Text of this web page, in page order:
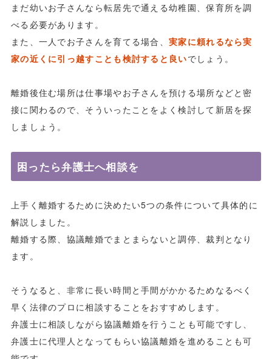
まだ幼いお子さんなら転居先で通える幼稚園、保育所を調
べる必要があります。
また、一人でお子さんを育てる場合、実家に頼れるなら実
家の近くに引っ越すことも検討すると良いでしょう。
離婚後住む場所は仕事場やお子さんを預ける場所などと密
接に関わるので、そういったことをよく検討して新居を探
しましょう。
困ったら弁護士へ相談を
上手く離婚するために決めたい5つの条件について具体的に
解説しました。
離婚する際、協議離婚でまとまらないと調停、裁判となり
ます。
そうなると、非常に長い時間と手間がかかるためなるべく
早く法律のプロに相談することをおすすめします。
弁護士に相談しながら協議離婚を行うことも可能ですし、
弁護士に代理人となってもらい協議離婚を進めることも可